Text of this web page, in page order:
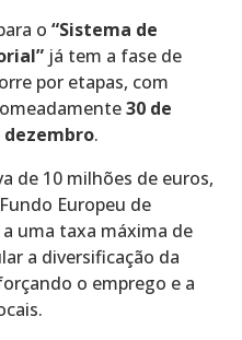
o“Sistema de
já tem a fase de
por etapas, com
30 de
dezembro.
de 10 milhões de euros,
Europeu de
uma taxa máxima de
a diversificação da
o emprego e a